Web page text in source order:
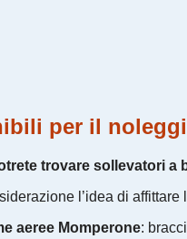
per il
trovare sollevatori
l’idea di affittare
aeree Momperone: